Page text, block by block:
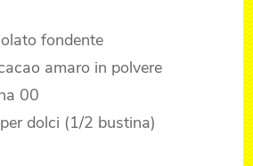
fondente
amaro in polvere
00
dolci (1/2 bustina)